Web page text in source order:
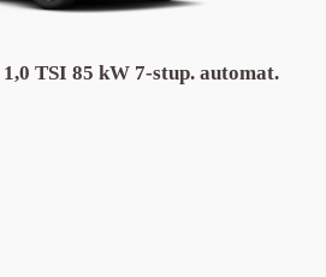
TSI 85 kW 7-stup. automat.